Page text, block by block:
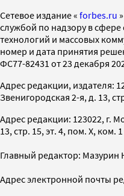
Cетевое издание « forbes.ru
службой по надзору в
технологий и массовых
номер и дата принятия
ФС77-82431 от 23 декабря
Адрес редакции, издателя:
Звенигородская 2-я, д. 13,
Адрес редакции: 123022, г.
13, стр. 15, эт. 4, пом. X, ком. 1
Главный редактор:
Адрес электронной почты